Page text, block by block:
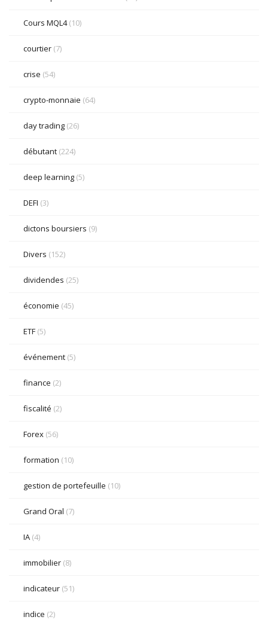
Cours MQL4(10)
courtier (7)
crise (54)
crypto-monnaie (64)
day trading (26)
débutant (224)
deep learning (5)
DEFI (3)
dictons boursiers (9)
Divers (152)
dividendes (25)
économie (45)
ETF (5)
événement (5)
finance (2)
fiscalité (2)
Forex (56)
formation (10)
gestion de portefeuille (10)
Grand Oral (7)
IA (4)
immobilier (8)
indicateur (51)
indice (2)